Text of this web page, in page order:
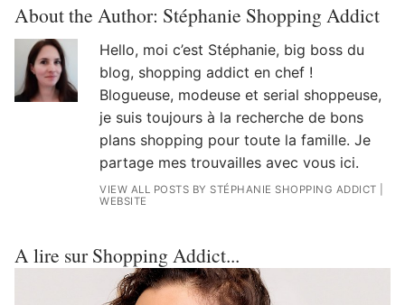
About the Author: Stéphanie Shopping Addict
Hello, moi c’est Stéphanie, big boss du
blog, shopping addict en chef !
Blogueuse, modeuse et serial shoppeuse,
je suis toujours à la recherche de bons
plans shopping pour toute la famille. Je
partage mes trouvailles avec vous ici.
VIEW ALL POSTS BY STÉPHANIE SHOPPING ADDICT
WEBSITE
A lire sur Shopping Addict...